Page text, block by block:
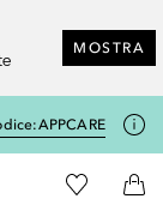
MOSTRA
APPCARE
HomeAlla Mia
Al